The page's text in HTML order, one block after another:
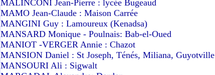
MALINCONI Jean-Pierre : lycée Bugeaud
MAMO Jean-Claude : Maison Carrée
MANGINI Guy : Lamoureux (Kenadsa)
MANSARD Monique - Poulnais: Bab-el-Oued
MANIOT -VERGER Annie : Chazot
MANSION Daniel : St Joseph, Ténés, Miliana, Guyotville
MANSOURI Ali : Sigwalt